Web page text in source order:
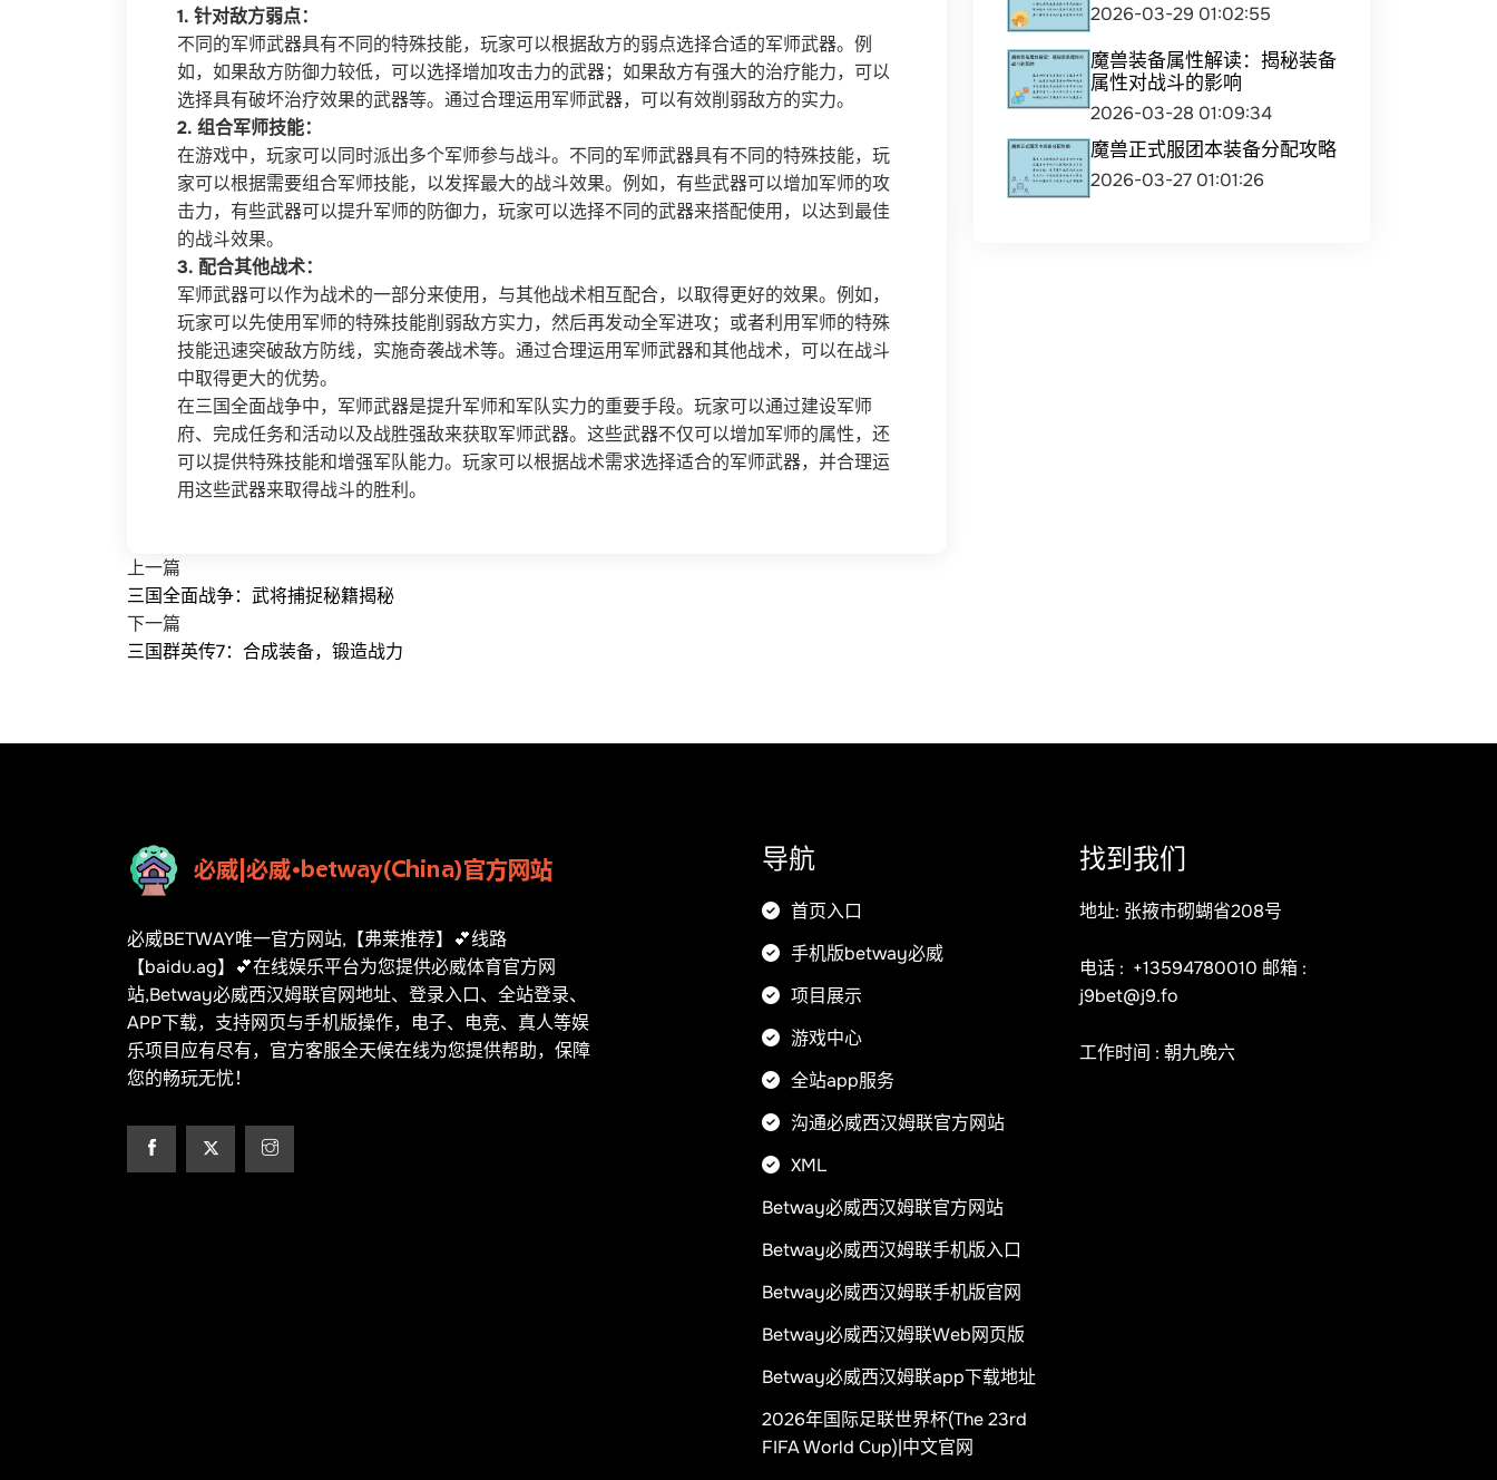
1. 针对敌方弱点：
不同的军师武器具有不同的特殊技能，玩家可以根据敌方的弱点选择合适的军师武器。例
如，如果敌方防御力较低，可以选择增加攻击力的武器；如果敌方有强大的治疗能力，可以
选择具有破坏治疗效果的武器等。通过合理运用军师武器，可以有效削弱敌方的实力。
2. 组合军师技能：
在游戏中，玩家可以同时派出多个军师参与战斗。不同的军师武器具有不同的特殊技能，玩
家可以根据需要组合军师技能，以发挥最大的战斗效果。例如，有些武器可以增加军师的攻
击力，有些武器可以提升军师的防御力，玩家可以选择不同的武器来搭配使用，以达到最佳
的战斗效果。
3. 配合其他战术：
军师武器可以作为战术的一部分来使用，与其他战术相互配合，以取得更好的效果。例如，
玩家可以先使用军师的特殊技能削弱敌方实力，然后再发动全军进攻；或者利用军师的特殊
技能迅速突破敌方防线，实施奇袭战术等。通过合理运用军师武器和其他战术，可以在战斗
中取得更大的优势。
在三国全面战争中，军师武器是提升军师和军队实力的重要手段。玩家可以通过建设军师
府、完成任务和活动以及战胜强敌来获取军师武器。这些武器不仅可以增加军师的属性，还
可以提供特殊技能和增强军队能力。玩家可以根据战术需求选择适合的军师武器，并合理运
用这些武器来取得战斗的胜利。
上一篇
三国全面战争：武将捕捉秘籍揭秘
下一篇
三国群英传7：合成装备，锻造战力
2026-03-29 01:02:55
魔兽装备属性解读：揭秘装备
属性对战斗的影响
2026-03-28 01:09:34
魔兽正式服团本装备分配攻略
2026-03-27 01:01:26
必威BETWAY唯一官方网站,【弗莱推荐】💕线路
【baidu.ag】💕在线娱乐平台为您提供必威体育官方网
站,Betway必威西汉姆联官网地址、登录入口、全站登录、
APP下载，支持网页与手机版操作，电子、电竞、真人等娱
乐项目应有尽有，官方客服全天候在线为您提供帮助，保障
您的畅玩无忧！
导航
首页入口
手机版betway必威
项目展示
游戏中心
全站app服务
沟通必威西汉姆联官方网站
XML
Betway必威西汉姆联官方网站
Betway必威西汉姆联手机版入口
Betway必威西汉姆联手机版官网
Betway必威西汉姆联Web网页版
Betway必威西汉姆联app下载地址
2026年国际足联世界杯(The 23rd
FIFA World Cup)|中文官网
找到我们
地址: 张掖市砌蝴省208号
电话 : +13594780010 邮箱 :
j9bet@j9.fo
工作时间 : 朝九晚六